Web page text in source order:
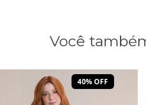
Você
40% OFF